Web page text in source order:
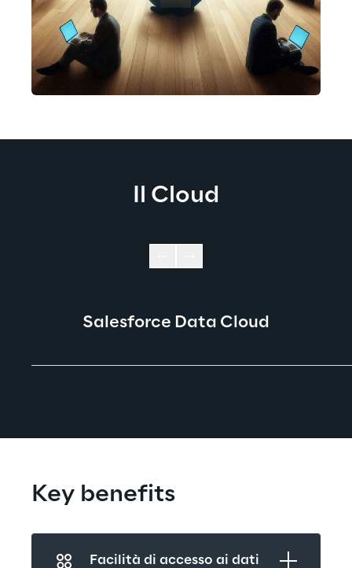
Il Cloud
Salesforce Data Cloud
Key benefits
Facilità di accesso ai dati